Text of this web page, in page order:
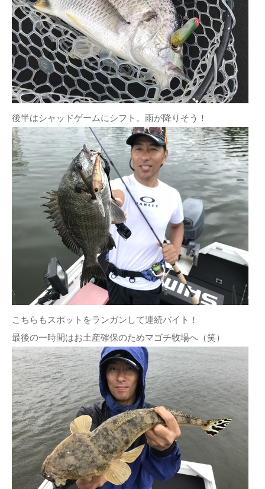
後半はシャッドゲームにシフト。雨が降りそう！
こちらもスポットをランガンして連続バイト！
最後の一時間はお土産確保のためマゴチ牧場へ（笑）